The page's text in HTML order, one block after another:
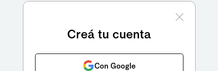
Creá tu cuenta
Con Google